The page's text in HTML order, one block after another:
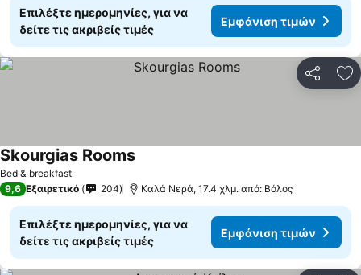
Επιλέξτε ημερομηνίες, για να
δείτε τις ακριβείς τιμές
Εμφάνιση τιμών
Bed & breakfast
Skourgias Rooms
9,6 Εξαιρετικό 204 Καλά Νερά, 17.4 χλμ. από: Βόλος
Επιλέξτε ημερομηνίες, για να
δείτε τις ακριβείς τιμές
Εμφάνιση τιμών